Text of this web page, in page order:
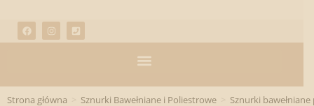
Strona główna Sznurki Bawełniane i Poliestrowe Sznurki